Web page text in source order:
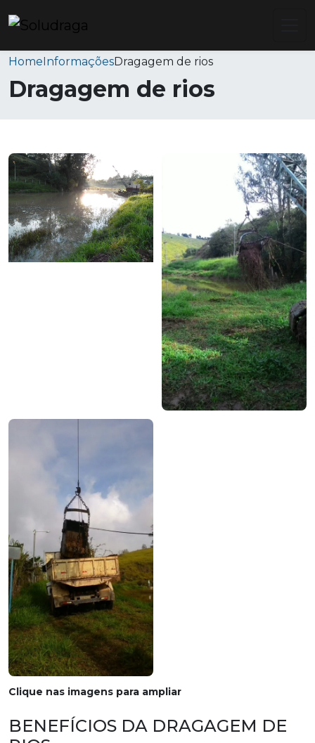
HomeInformaçõesDragagem de rios
Dragagem de rios
Clique nas imagens para ampliar
BENEFÍCIOS DA DRAGAGEM DE